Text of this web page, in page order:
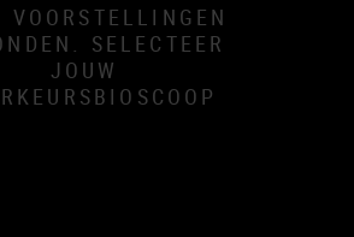
VOORSTELLINGEN
SELECTEER
JOUW